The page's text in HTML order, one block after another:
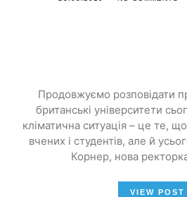
Продовжуємо розповідати
британські університети
кліматична ситуація – це те,
вчених і студентів, але й
Корнер, нова
VIEW POST